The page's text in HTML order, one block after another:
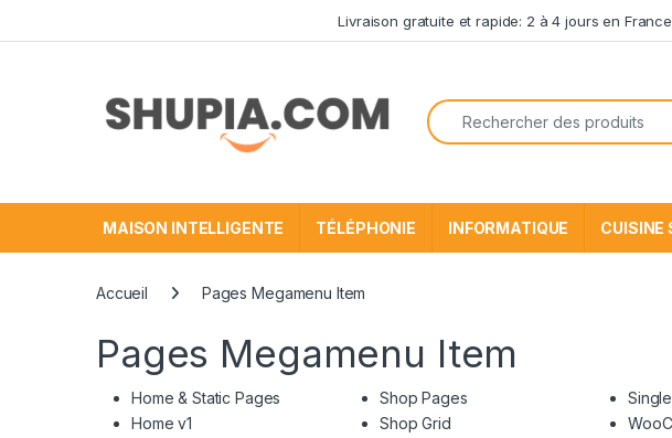
Livraison gratuite et rapide: 2 à 4 jours en France
Recherche pour:
MAISON INTELLIGENTE TÉLÉPHONIE INFORMATIQUE CUISINE
Accueil Pages Megamenu Item
Pages Megamenu Item
Home & Static Pages
Home v1
Shop Pages
Shop Grid